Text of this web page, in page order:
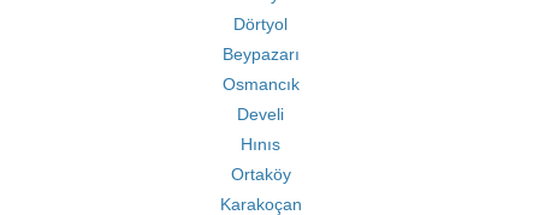
Dörtyol
Beypazarı
Osmancık
Develi
Hınıs
Ortaköy
Karakoçan